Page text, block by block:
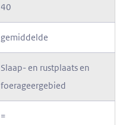
40
gemiddelde
Slaap- en rustplaats en
foerageergebied
=